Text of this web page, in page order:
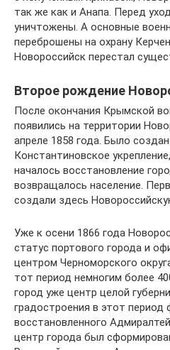
так же как и Анапа. Перед
уничтожены. А основные
переброшены на охрану
Новороссийск перестал
Второе рождение
После окончания Крымской
появились на территории
апреле 1858 года. Было
Константиновское
началось восстановление
возвращалось население.
создали здесь
Уже к осени 1866 года
статус портового города и
центром Черноморского
тот период немногим более
город уже центр целой
градостроения в этот период
восстановленного
центр города был